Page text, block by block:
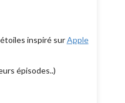
inspiré surApple
épisodes..)